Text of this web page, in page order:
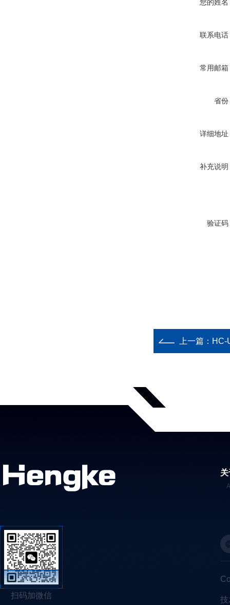
您的姓名
联系电话
常用邮箱
省份
详细地址
补充说明
验证码
上一篇： HC-
扫码加微信 技